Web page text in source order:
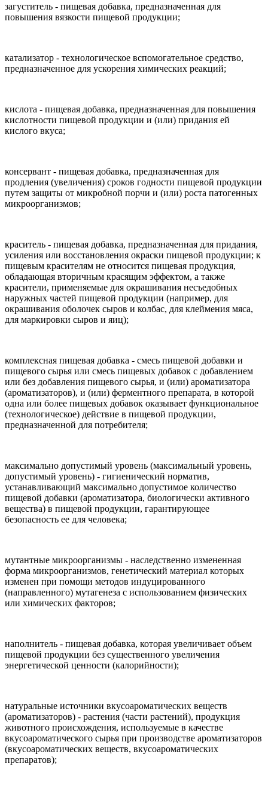
загуститель - пищевая добавка, предназначенная для
повышения вязкости пищевой продукции;
катализатор - технологическое вспомогательное средство,
предназначенное для ускорения химических реакций;
кислота - пищевая добавка, предназначенная для повышения
кислотности пищевой продукции и (или) придания ей
кислого вкуса;
консервант - пищевая добавка, предназначенная для
продления (увеличения) сроков годности пищевой продукции
путем защиты от микробной порчи и (или) роста патогенных
микроорганизмов;
краситель - пищевая добавка, предназначенная для придания,
усиления или восстановления окраски пищевой продукции; к
пищевым красителям не относится пищевая продукция,
обладающая вторичным красящим эффектом, а также
красители, применяемые для окрашивания несъедобных
наружных частей пищевой продукции (например, для
окрашивания оболочек сыров и колбас, для клеймения мяса,
для маркировки сыров и яиц);
комплексная пищевая добавка - смесь пищевой добавки и
пищевого сырья или смесь пищевых добавок с добавлением
или без добавления пищевого сырья, и (или) ароматизатора
(ароматизаторов), и (или) ферментного препарата, в которой
одна или более пищевых добавок оказывает функциональное
(технологическое) действие в пищевой продукции,
предназначенной для потребителя;
максимально допустимый уровень (максимальный уровень,
допустимый уровень) - гигиенический норматив,
устанавливающий максимально допустимое количество
пищевой добавки (ароматизатора, биологически активного
вещества) в пищевой продукции, гарантирующее
безопасность ее для человека;
мутантные микроорганизмы - наследственно измененная
форма микроорганизмов, генетический материал которых
изменен при помощи методов индуцированного
(направленного) мутагенеза с использованием физических
или химических факторов;
наполнитель - пищевая добавка, которая увеличивает объем
пищевой продукции без существенного увеличения
энергетической ценности (калорийности);
натуральные источники вкусоароматических веществ
(ароматизаторов) - растения (части растений), продукция
животного происхождения, используемые в качестве
вкусоароматического сырья при производстве ароматизаторов
(вкусоароматических веществ, вкусоароматических
препаратов);